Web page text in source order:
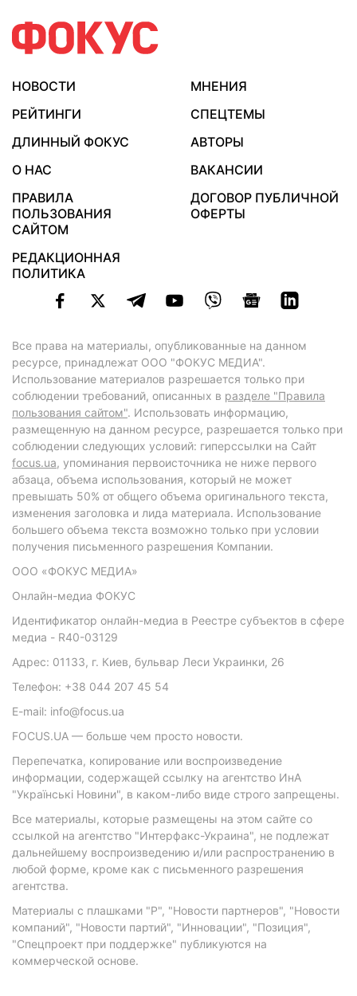
НОВОСТИ
МНЕНИЯ
РЕЙТИНГИ
СПЕЦТЕМЫ
ДЛИННЫЙ ФОКУС
АВТОРЫ
О НАС
ВАКАНСИИ
ПРАВИЛА
ПОЛЬЗОВАНИЯ
САЙТОМ
ДОГОВОР ПУБЛИЧНОЙ
ОФЕРТЫ
РЕДАКЦИОННАЯ
ПОЛИТИКА
Все права на материалы, опубликованные на данном
ресурсе, принадлежат ООО "ФОКУС МЕДИА".
Использование материалов разрешается только при
соблюдении требований, описанных в разделе "Правила
пользования сайтом". Использовать информацию,
размещенную на данном ресурсе, разрешается только при
соблюдении следующих условий: гиперссылки на Сайт
focus.ua, упоминания первоисточника не ниже первого
абзаца, объема использования, который не может
превышать 50% от общего объема оригинального текста,
изменения заголовка и лида материала. Использование
большего объема текста возможно только при условии
получения письменного разрешения Компании.
ООО «ФОКУС МЕДИА»
Онлайн-медиа ФОКУС
Идентификатор онлайн-медиа в Реестре субъектов в сфере
медиа - R40-03129
Адрес: 01133, г. Киев, бульвар Леси Украинки, 26
Телефон: +38 044 207 45 54
E-mail: info@focus.ua
FOCUS.UA — больше чем просто новости.
Перепечатка, копирование или воспроизведение
информации, содержащей ссылку на агентство ИнА
"Українські Новини", в каком-либо виде строго запрещены.
Все материалы, которые размещены на этом сайте со
ссылкой на агентство "Интерфакс-Украина", не подлежат
дальнейшему воспроизведению и/или распространению в
любой форме, кроме как с письменного разрешения
агентства.
Материалы с плашками "Р", "Новости партнеров", "Новости
компаний", "Новости партий", "Инновации", "Позиция",
"Спецпроект при поддержке" публикуются на
коммерческой основе.